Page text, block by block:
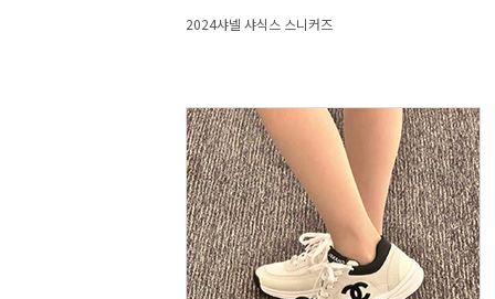
2024샤넬 샤식스 스니커즈